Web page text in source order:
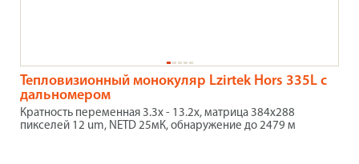
Тепловизионный монокуляр Lzirtek Hors 335L с
дальномером
Кратность переменная 3.3x - 13.2x, матрица 384х288
пикселей 12 um, NETD 25мК, обнаружение до 2479 м